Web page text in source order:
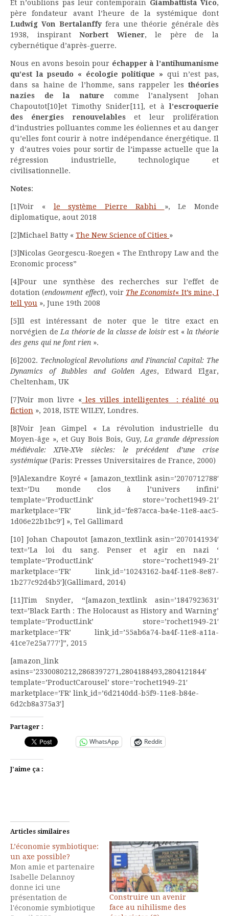
Et n’oublions pas leur contemporain Giambattista Vico,
père fondateur avant l’heure de la systémique dont
Ludwig Von Bertalanffyfera une théorie générale dès
1938, inspirantNorbert Wiener, le père de la
cybernétique d’après-guerre.
Nous en avons besoin pour échapper à l’antihumanisme
qu’est la pseudo « écologie politique » qui n’est pas,
dans sa haine de l’homme, sans rappeler les théories
nazies de la nature comme l’analysent Johan
Chapoutot[10]et Timothy Snider [11], et àl’escroquerie
des énergies renouvelableset leur prolifération
d’industries polluantes comme les éoliennes et au danger
qu’elles font courir à notre indépendance énergétique. Il
y d’autres voies pour sortir de l’impasse actuelle que la
régression industrielle, technologique et
civilisationnelle.
Notes:
[1]Voir « le système Pierre Rabhi », Le Monde
diplomatique, aout 2018
[2]Michael Batty « The New Science of Cities »
[3]Nicolas Georgescu-Roegen « The Enthropy Law and the
Economic process”
[4]Pour une synthèse des recherches sur l’effet de
dotation (endowment effect), voir The Economist« It’s mine, I
tell you », June 19th 2008
[5]Il est intéressant de noter que le titre exact en
norvégien de La théorie de la classe de loisirest « la théorie
des gens qui ne font rien ».
[6]2002. Technological Revolutions and Financial Capital: The
Dynamics of Bubbles and Golden Ages, Edward Elgar,
Cheltenham, UK
[7]Voir mon livre « les villes intelligentes : réalité ou
fiction », 2018, ISTE WILEY, Londres.
[8]Voir Jean Gimpel « La révolution industrielle du
Moyen-âge », et Guy Bois Bois, Guy, La grande dépression
médiévale: XIVe-XVe siècles: le précédent d’une crise
systémique (Paris: Presses Universitaires de France, 2000)
[9]Alexandre Koyré « [amazon_textlink asin=’2070712788′
text=’Du monde clos à l’univers infini’
template=’ProductLink’ store=’rochet1949-21′
marketplace=’FR’ link_id=’fe87acca-ba4e-11e8-aac5-
1d06e22b1bc9′] », Tel Gallimard
[10] Johan Chapoutot [amazon_textlink asin=’2070141934′
text=’La loi du sang. Penser et agir en nazi ‘
template=’ProductLink’ store=’rochet1949-21′
marketplace=’FR’ link_id=’10243162-ba4f-11e8-8e87-
1b277c92d4b5′](Gallimard, 2014)
[11]Tim Snyder, “[amazon_textlink asin=’1847923631′
text=’Black Earth : The Holocaust as History and Warning’
template=’ProductLink’ store=’rochet1949-21′
marketplace=’FR’ link_id=’55ab6a74-ba4f-11e8-a11a-
41ce7e25a777′]”, 2015
[amazon_link
asins=’2330080212,2868397271,2804188493,2804121844′
template=’ProductCarousel’ store=’rochet1949-21′
marketplace=’FR’ link_id=’6d2140dd-b5f9-11e8-b84e-
6d2cb8a375a3′]
Partager :
WhatsApp Reddit
J’aime ça :
Articles similaires
L’économie symbiotique:
un axe possible?
Mon amie et partenaire
Isabelle Delannoy
donne ici une
présentation de
l'économie symbiotique
Construire un avenir
face au nihilisme des